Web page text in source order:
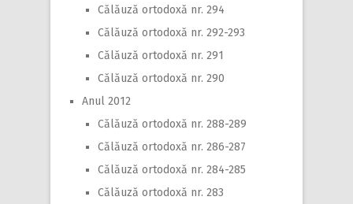
Călăuză ortodoxă nr. 294
Călăuză ortodoxă nr. 292-293
Călăuză ortodoxă nr. 291
Călăuză ortodoxă nr. 290
Anul 2012
Călăuză ortodoxă nr. 288-289
Călăuză ortodoxă nr. 286-287
Călăuză ortodoxă nr. 284-285
Călăuză ortodoxă nr. 283